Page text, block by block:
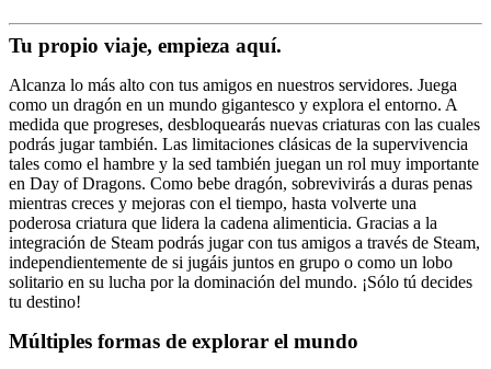
Tu propio viaje, empieza aquí.
Alcanza lo más alto con tus amigos en nuestros servidores. Juega
como un dragón en un mundo gigantesco y explora el entorno. A
medida que progreses, desbloquearás nuevas criaturas con las cuales
podrás jugar también. Las limitaciones clásicas de la supervivencia
tales como el hambre y la sed también juegan un rol muy importante
en Day of Dragons. Como bebe dragón, sobrevivirás a duras penas
mientras creces y mejoras con el tiempo, hasta volverte una
poderosa criatura que lidera la cadena alimenticia. Gracias a la
integración de Steam podrás jugar con tus amigos a través de Steam,
independientemente de si jugáis juntos en grupo o como un lobo
solitario en su lucha por la dominación del mundo. ¡Sólo tú decides
tu destino!
Múltiples formas de explorar el mundo